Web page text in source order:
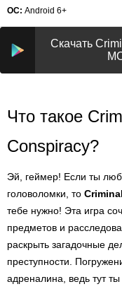
ОС: Android 6+
Скачать
Что такое
Conspiracy?
Эй, геймер! Если ты
головоломки, то
тебе нужно! Эта игра
предметов и
раскрыть загадочные
преступности.
адреналина, ведь тут